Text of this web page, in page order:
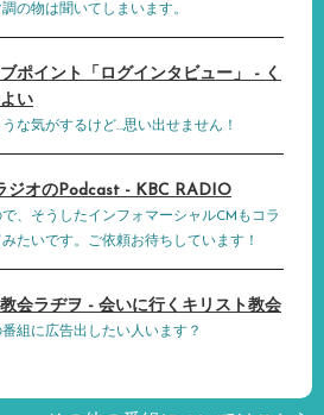
の物は聞いてしまいます。
ポイント「ログインタビュー」 - く
い
な気がするけど…思い出せません！
ジオのPodcast - KBC RADIO
、そうしたインフォマーシャルCMもコラ
たいです。ご依頼お待ちしています！
会ラヂヲ - 会いに行くキリスト教会
組に広告出したい人います？